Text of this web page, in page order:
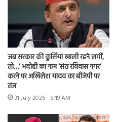
जब सरकार की कुर्सियां खाली रहने लगीं,
तो…’ भदोही का नाम ‘संत रविदास नगर’
करने पर अखिलेश यादव का बीजेपी पर
तंज
31 July 2026 - 8:19 AM